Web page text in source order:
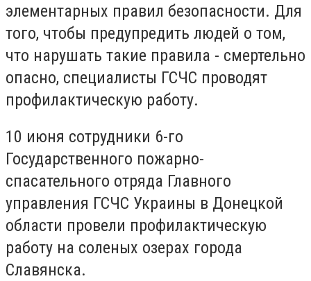
элементарных правил безопасности. Для
того, чтобы предупредить людей о том,
что нарушать такие правила - смертельно
опасно, специалисты ГСЧС проводят
профилактическую работу.
10 июня сотрудники 6-го
Государственного пожарно-
спасательного отряда Главного
управления ГСЧС Украины в Донецкой
области провели профилактическую
работу на соленых озерах города
Славянска.